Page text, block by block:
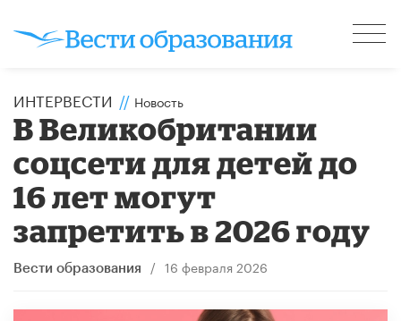
ИНТЕРВЕСТИ // Новость
В Великобритании
соцсети для детей до
16 лет могут
запретить в 2026 году
Вести образования / 16 февраля 2026